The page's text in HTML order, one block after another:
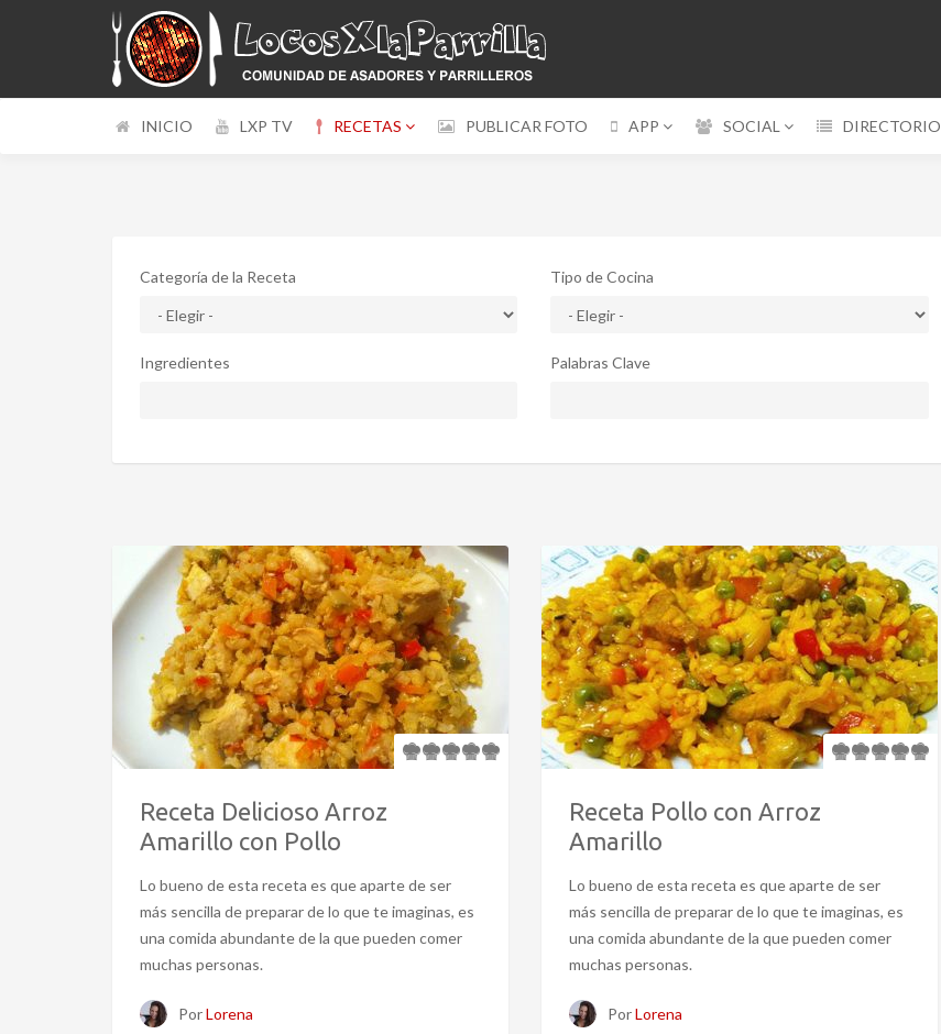
INICIO LXP TV RECETAS PUBLICAR FOTO APP SOCIAL DIRECTORIO
Categoría de la Receta Tipo de Cocina
Ingredientes
Palabras Clave
Receta Delicioso Arroz
Amarillo con Pollo
Lo bueno de esta receta es que aparte de ser
más sencilla de preparar de lo que te imaginas, es
una comida abundante de la que pueden comer
muchas personas.
PorLorena
Receta Pollo con Arroz
Amarillo
Lo bueno de esta receta es que aparte de ser
más sencilla de preparar de lo que te imaginas, es
una comida abundante de la que pueden comer
muchas personas.
PorLorena